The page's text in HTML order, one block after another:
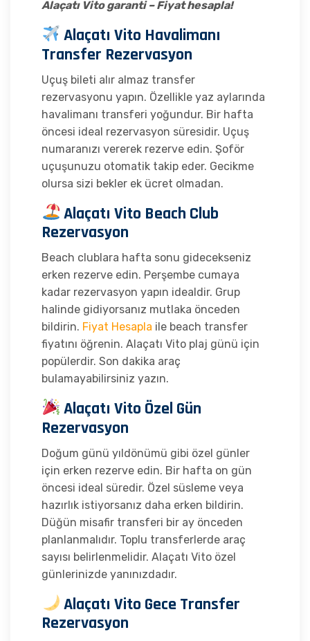
Alaçatı Vito garanti – Fiyat hesapla!
Alaçatı Vito Havalimanı
Transfer Rezervasyon
Uçuş bileti alır almaz transfer
rezervasyonu yapın. Özellikle yaz aylarında
havalimanı transferi yoğundur. Bir hafta
öncesi ideal rezervasyon süresidir. Uçuş
numaranızı vererek rezerve edin. Şoför
uçuşunuzu otomatik takip eder. Gecikme
olursa sizi bekler ek ücret olmadan.
Alaçatı Vito Beach Club
Rezervasyon
Beach clublara hafta sonu gidecekseniz
erken rezerve edin. Perşembe cumaya
kadar rezervasyon yapın idealdir. Grup
halinde gidiyorsanız mutlaka önceden
bildirin. Fiyat Hesapla ile beach transfer
fiyatını öğrenin. Alaçatı Vito plaj günü için
popülerdir. Son dakika araç
bulamayabilirsiniz yazın.
Alaçatı Vito Özel Gün
Rezervasyon
Doğum günü yıldönümü gibi özel günler
için erken rezerve edin. Bir hafta on gün
öncesi ideal süredir. Özel süsleme veya
hazırlık istiyorsanız daha erken bildirin.
Düğün misafir transferi bir ay önceden
planlanmalıdır. Toplu transferlerde araç
sayısı belirlenmelidir. Alaçatı Vito özel
günlerinizde yanınızdadır.
Alaçatı Vito Gece Transfer
Rezervasyon